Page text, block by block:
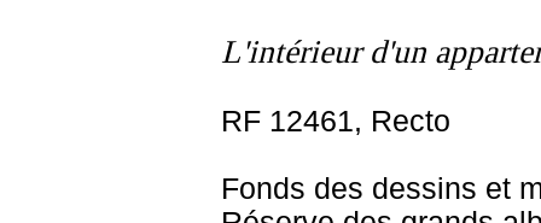
L'intérieur d'un
RF 12461, Recto
Fonds des dessins et